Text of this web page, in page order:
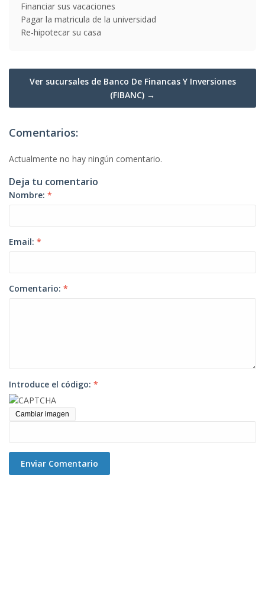
Financiar sus vacaciones
Pagar la matricula de la universidad
Re-hipotecar su casa
Ver sucursales de Banco De Financas Y Inversiones
(FIBANC) →
Comentarios:
Actualmente no hay ningún comentario.
Deja tu comentario
Nombre: *
Email: *
Comentario: *
Introduce el código: *
Cambiar imagen
Enviar Comentario